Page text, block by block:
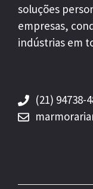
soluções
empresas,
indústrias em
(21) 94738-